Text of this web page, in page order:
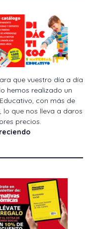
que vuestro día a día
hemos realizado un
con más de
lo que nos lleva a daros
precios.